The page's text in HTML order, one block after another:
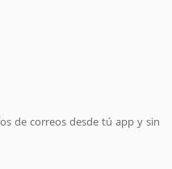
de correos desde tú app y sin